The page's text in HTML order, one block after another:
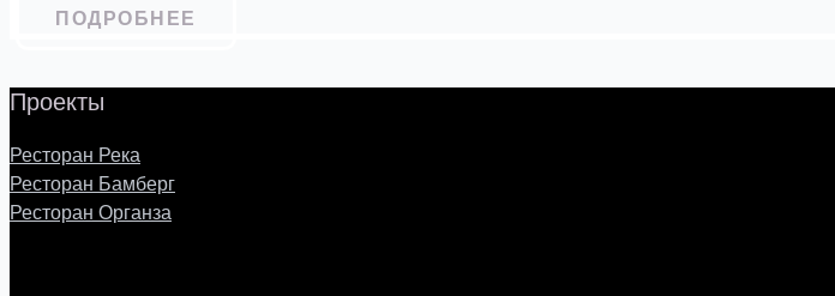
ПОДРОБНЕЕ
Проекты
Ресторан Река
Ресторан Бамберг
Ресторан Органза